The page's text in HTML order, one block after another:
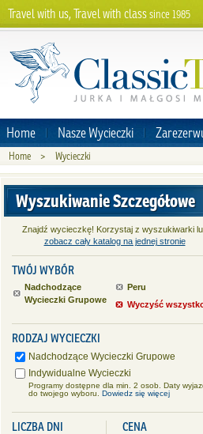
Travel with us, Travel with classsince 1985
Home Nasze Wycieczki
Home > Wycieczki
Wyszukiwanie Szczegółowe
Znajdź wycieczkę! Korzystaj z wyszukiwarki
zobacz cały katalog na jednej stronie
TWÓJ WYBÓR
Nadchodzące
Wycieczki Grupowe
Peru
Wyczyść
RODZAJ WYCIECZKI
Nadchodzące Wycieczki Grupowe
Indywidualne Wycieczki
Programy dostępne dla min. 2 osob. Daty
do twojego wyboru. Dowiedz się więcej
LICZBA DNI CENA